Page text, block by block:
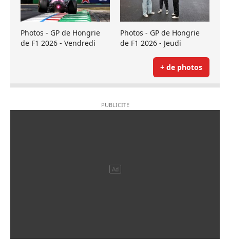
Photos - GP de Hongrie
de F1 2026 - Vendredi
Photos - GP de Hongrie
de F1 2026 - Jeudi
+ de photos